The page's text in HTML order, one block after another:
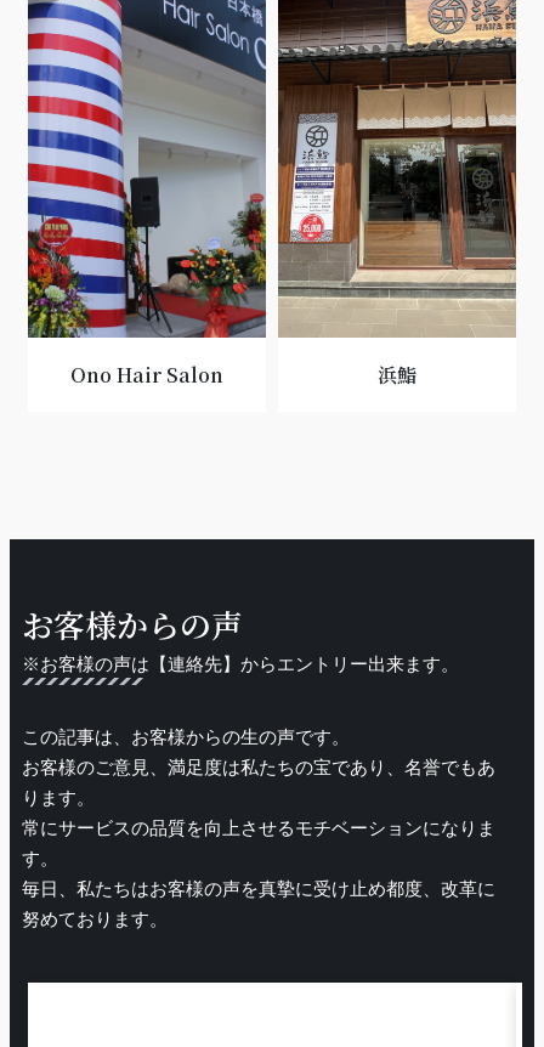
Ono Hair Salon 浜鮨
お客様からの声
※お客様の声は【連絡先】からエントリー出来ます。
この記事は、お客様からの生の声です。
お客様のご意見、満足度は私たちの宝であり、名誉でもあ
ります。
常にサービスの品質を向上させるモチベーションになりま
す。
毎日、私たちはお客様の声を真摯に受け止め都度、改革に
努めております。